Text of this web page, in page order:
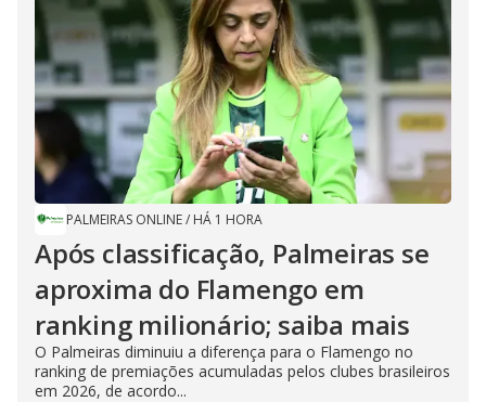
PALMEIRAS ONLINE/ HÁ 1 HORA
Após classificação, Palmeiras se
aproxima do Flamengo em
ranking milionário; saiba mais
O Palmeiras diminuiu a diferença para o Flamengo no
ranking de premiações acumuladas pelos clubes brasileiros
em 2026, de acordo...